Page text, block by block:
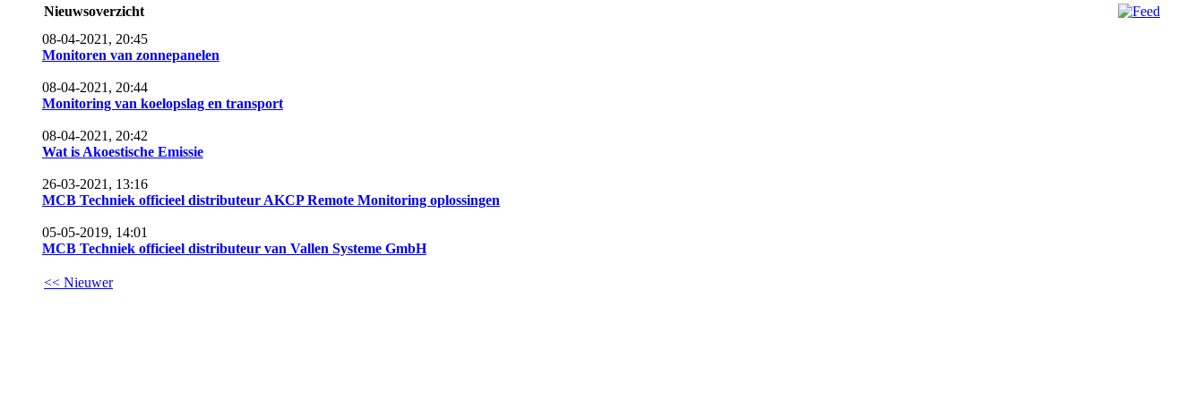
Nieuwsoverzicht
08-04-2021, 20:45
Monitoren van zonnepanelen
08-04-2021, 20:44
Monitoring van koelopslag en transport
08-04-2021, 20:42
Wat is Akoestische Emissie
26-03-2021, 13:16
MCB Techniek officieel distributeur AKCP Remote Monitoring oplossingen
05-05-2019, 14:01
MCB Techniek officieel distributeur van Vallen Systeme GmbH
<< Nieuwer